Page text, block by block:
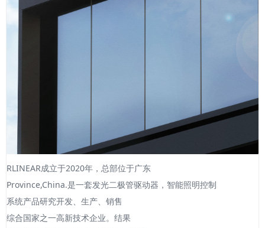
RLINEAR成立于2020年，总部位于广东
Province,China.是一套发光二极管驱动器，智能照明控制
系统产品研究开发、生产、销售
综合国家之一高新技术企业。结果